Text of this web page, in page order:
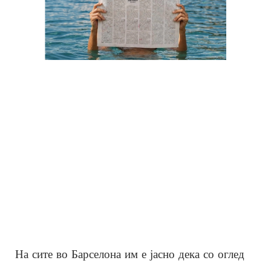
На сите во Барселона им е јасно дека со оглед